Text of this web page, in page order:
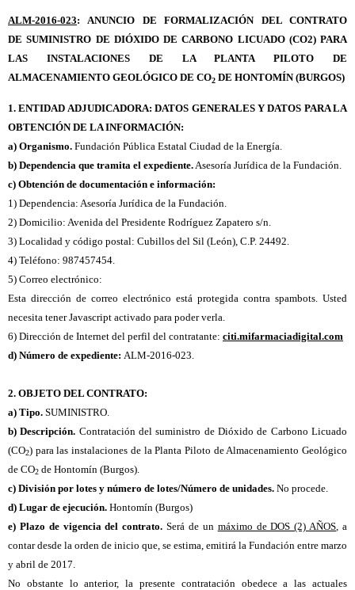
ALM-2016-023:
ANUNCIO DE FORMALIZACIÓN DEL CONTRATO
DE SUMINISTRO DE DIÓXIDO DE CARBONO LICUADO (CO2) PARA
LAS INSTALACIONES DE LA PLANTA PILOTO DE
ALMACENAMIENTO GEOLÓGICO DE CO2 DE HONTOMÍN (BURGOS)
1. ENTIDAD ADJUDICADORA: DATOS GENERALES Y DATOS PARA LA
OBTENCIÓN DE LA INFORMACIÓN:
a) Organismo. Fundación Pública Estatal Ciudad de la Energía.
b) Dependencia que tramita el expediente. Asesoría Jurídica de la Fundación.
c) Obtención de documentación e información:
1) Dependencia: Asesoría Jurídica de la Fundación.
2) Domicilio: Avenida del Presidente Rodríguez Zapatero s/n.
3) Localidad y código postal: Cubillos del Sil (León), C.P. 24492.
4) Teléfono: 987457454.
5) Correo electrónico:
Esta dirección de correo electrónico está protegida contra spambots. Usted
necesita tener Javascript activado para poder verla.
6) Dirección de Internet del perfil del contratante: citi.mifarmaciadigital.com
d) Número de expediente: ALM-2016-023.
2. OBJETO DEL CONTRATO:
a) Tipo. SUMINISTRO.
b) Descripción. Contratación del suministro de Dióxido de Carbono Licuado
(CO2) para las instalaciones de la Planta Piloto de Almacenamiento Geológico
de CO2 de Hontomín (Burgos).
c) División por lotes y número de lotes/Número de unidades. No procede.
d) Lugar de ejecución. Hontomín (Burgos)
e) Plazo de vigencia del contrato.Será de un máximo de DOS (2) AÑOS , a
contar desde la orden de inicio que, se estima, emitirá la Fundación entre marzo
y abril de 2017.
No obstante lo anterior, la presente contratación obedece a las actuales